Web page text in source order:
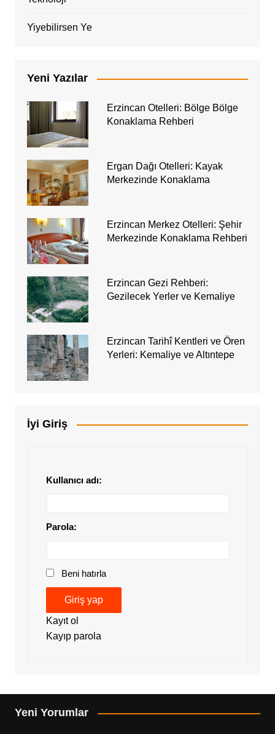
Yiyebilirsen Ye
Yeni Yazılar
Erzincan Otelleri: Bölge Bölge
Konaklama Rehberi
Ergan Dağı Otelleri: Kayak
Merkezinde Konaklama
Erzincan Merkez Otelleri: Şehir
Merkezinde Konaklama Rehberi
Erzincan Gezi Rehberi:
Gezilecek Yerler ve Kemaliye
Erzincan Tarihî Kentleri ve Ören
Yerleri: Kemaliye ve Altıntepe
İyi Giriş
Kullanıcı adı:
Parola:
Beni hatırla
Giriş yap
Kayıt ol
Kayıp parola
Yeni Yorumlar